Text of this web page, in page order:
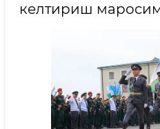
келтириш